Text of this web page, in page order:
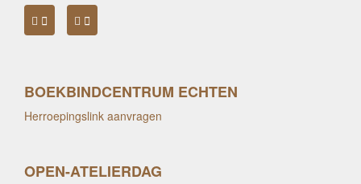
BOEKBINDCENTRUM ECHTEN
Herroepingslink aanvragen
OPEN-ATELIERDAG